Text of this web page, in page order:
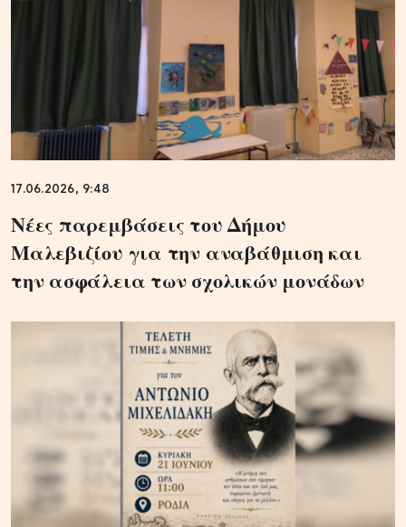
17.06.2026, 9:48
Νέες παρεμβάσεις του Δήμου
Μαλεβιζίου για την αναβάθμιση και
την ασφάλεια των σχολικών μονάδων